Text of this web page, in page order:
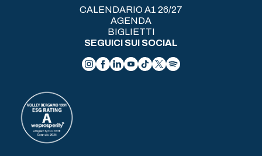
CALENDARIO A1 26/27
AGENDA
BIGLIETTI
SEGUICI SUI SOCIAL